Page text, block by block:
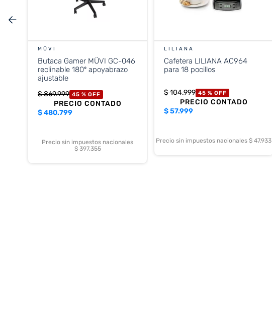
MÜVI
Butaca Gamer MÜVI GC-046
reclinable 180º apoyabrazo
ajustable
$869.999 45 % OFF
PRECIO CONTADO
$480.799
Precio sin impuestos nacionales
$ 397.355
LILIANA
Cafetera LILIANA AC964
para 18 pocillos
$104.999 45 % OFF
PRECIO CONTADO
$57.999
Precio sin impuestos nacionales $ 47.933